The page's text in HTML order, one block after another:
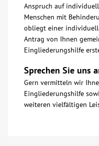
Anspruch auf
Menschen mit
obliegt einer
Antrag von Ihnen
Eingliederungshilfe
Sprechen Sie uns
Gern vermitteln wir
Eingliederungshilfe
weiteren vielfältigen